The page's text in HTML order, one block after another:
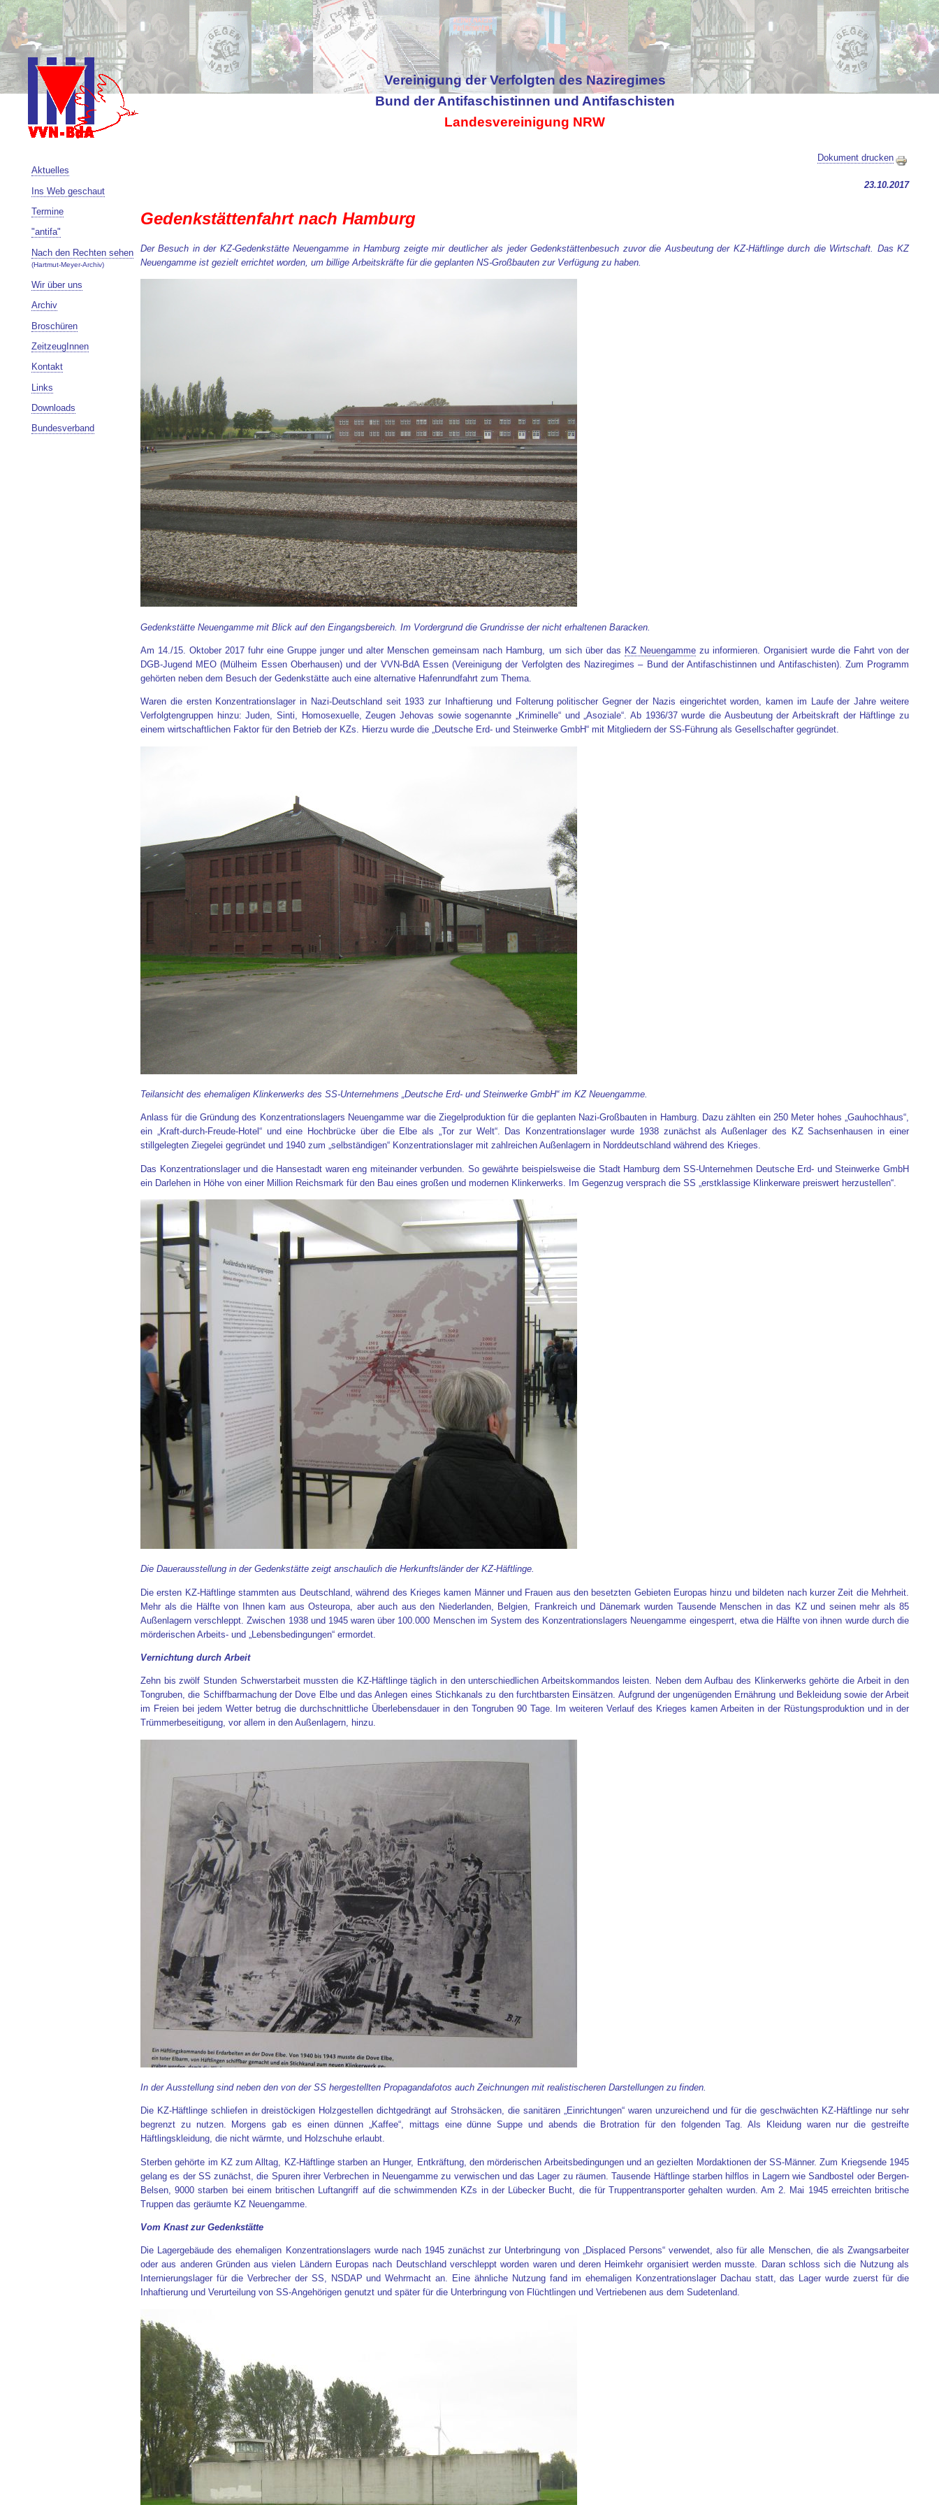
Vereinigung der Verfolgten des Naziregimes
Bund der Antifaschistinnen und Antifaschisten
Landesvereinigung NRW
Aktuelles
Ins Web geschaut
Termine
"antifa"
Nach den Rechten sehen
(Hartmut-Meyer-Archiv)
Wir über uns
Archiv
Broschüren
ZeitzeugInnen
Kontakt
Links
Downloads
Bundesverband
Dokument drucken
23.10.2017
Gedenkstättenfahrt nach Hamburg
Der Besuch in der KZ-Gedenkstätte Neuengamme in Hamburg zeigte mir deutlicher als jeder Gedenkstättenbesuch zuvor die Ausbeutung der KZ-Häftlinge durch die Wirtschaft. Das KZ
Neuengamme ist gezielt errichtet worden, um billige Arbeitskräfte für die geplanten NS-Großbauten zur Verfügung zu haben.
Gedenkstätte Neuengamme mit Blick auf den Eingangsbereich. Im Vordergrund die Grundrisse der nicht erhaltenen Baracken.
Am 14./15. Oktober 2017 fuhr eine Gruppe junger und alter Menschen gemeinsam nach Hamburg, um sich über das KZ Neuengammezu informieren. Organisiert wurde die Fahrt von der
DGB-Jugend MEO (Mülheim Essen Oberhausen) und der VVN-BdA Essen (Vereinigung der Verfolgten des Naziregimes – Bund der Antifaschistinnen und Antifaschisten). Zum Programm
gehörten neben dem Besuch der Gedenkstätte auch eine alternative Hafenrundfahrt zum Thema.
Waren die ersten Konzentrationslager in Nazi-Deutschland seit 1933 zur Inhaftierung und Folterung politischer Gegner der Nazis eingerichtet worden, kamen im Laufe der Jahre weitere
Verfolgtengruppen hinzu: Juden, Sinti, Homosexuelle, Zeugen Jehovas sowie sogenannte „Kriminelle“ und „Asoziale“. Ab 1936/37 wurde die Ausbeutung der Arbeitskraft der Häftlinge zu
einem wirtschaftlichen Faktor für den Betrieb der KZs. Hierzu wurde die „Deutsche Erd- und Steinwerke GmbH“ mit Mitgliedern der SS-Führung als Gesellschafter gegründet.
Teilansicht des ehemaligen Klinkerwerks des SS-Unternehmens „Deutsche Erd- und Steinwerke GmbH“ im KZ Neuengamme.
Anlass für die Gründung des Konzentrationslagers Neuengamme war die Ziegelproduktion für die geplanten Nazi-Großbauten in Hamburg. Dazu zählten ein 250 Meter hohes „Gauhochhaus“,
ein „Kraft-durch-Freude-Hotel“ und eine Hochbrücke über die Elbe als „Tor zur Welt“. Das Konzentrationslager wurde 1938 zunächst als Außenlager des KZ Sachsenhausen in einer
stillgelegten Ziegelei gegründet und 1940 zum „selbständigen“ Konzentrationslager mit zahlreichen Außenlagern in Norddeutschland während des Krieges.
Das Konzentrationslager und die Hansestadt waren eng miteinander verbunden. So gewährte beispielsweise die Stadt Hamburg dem SS-Unternehmen Deutsche Erd- und Steinwerke GmbH
ein Darlehen in Höhe von einer Million Reichsmark für den Bau eines großen und modernen Klinkerwerks. Im Gegenzug versprach die SS „erstklassige Klinkerware preiswert herzustellen“.
Die Dauerausstellung in der Gedenkstätte zeigt anschaulich die Herkunftsländer der KZ-Häftlinge.
Die ersten KZ-Häftlinge stammten aus Deutschland, während des Krieges kamen Männer und Frauen aus den besetzten Gebieten Europas hinzu und bildeten nach kurzer Zeit die Mehrheit.
Mehr als die Hälfte von Ihnen kam aus Osteuropa, aber auch aus den Niederlanden, Belgien, Frankreich und Dänemark wurden Tausende Menschen in das KZ und seinen mehr als 85
Außenlagern verschleppt. Zwischen 1938 und 1945 waren über 100.000 Menschen im System des Konzentrationslagers Neuengamme eingesperrt, etwa die Hälfte von ihnen wurde durch die
mörderischen Arbeits- und „Lebensbedingungen“ ermordet.
Vernichtung durch Arbeit
Zehn bis zwölf Stunden Schwerstarbeit mussten die KZ-Häftlinge täglich in den unterschiedlichen Arbeitskommandos leisten. Neben dem Aufbau des Klinkerwerks gehörte die Arbeit in den
Tongruben, die Schiffbarmachung der Dove Elbe und das Anlegen eines Stichkanals zu den furchtbarsten Einsätzen. Aufgrund der ungenügenden Ernährung und Bekleidung sowie der Arbeit
im Freien bei jedem Wetter betrug die durchschnittliche Überlebensdauer in den Tongruben 90 Tage. Im weiteren Verlauf des Krieges kamen Arbeiten in der Rüstungsproduktion und in der
Trümmerbeseitigung, vor allem in den Außenlagern, hinzu.
In der Ausstellung sind neben den von der SS hergestellten Propagandafotos auch Zeichnungen mit realistischeren Darstellungen zu finden.
Die KZ-Häftlinge schliefen in dreistöckigen Holzgestellen dichtgedrängt auf Strohsäcken, die sanitären „Einrichtungen“ waren unzureichend und für die geschwächten KZ-Häftlinge nur sehr
begrenzt zu nutzen. Morgens gab es einen dünnen „Kaffee“, mittags eine dünne Suppe und abends die Brotration für den folgenden Tag. Als Kleidung waren nur die gestreifte
Häftlingskleidung, die nicht wärmte, und Holzschuhe erlaubt.
Sterben gehörte im KZ zum Alltag, KZ-Häftlinge starben an Hunger, Entkräftung, den mörderischen Arbeitsbedingungen und an gezielten Mordaktionen der SS-Männer. Zum Kriegsende 1945
gelang es der SS zunächst, die Spuren ihrer Verbrechen in Neuengamme zu verwischen und das Lager zu räumen. Tausende Häftlinge starben hilflos in Lagern wie Sandbostel oder Bergen-
Belsen, 9000 starben bei einem britischen Luftangriff auf die schwimmenden KZs in der Lübecker Bucht, die für Truppentransporter gehalten wurden. Am 2. Mai 1945 erreichten britische
Truppen das geräumte KZ Neuengamme.
Vom Knast zur Gedenkstätte
Die Lagergebäude des ehemaligen Konzentrationslagers wurde nach 1945 zunächst zur Unterbringung von „Displaced Persons“ verwendet, also für alle Menschen, die als Zwangsarbeiter
oder aus anderen Gründen aus vielen Ländern Europas nach Deutschland verschleppt worden waren und deren Heimkehr organisiert werden musste. Daran schloss sich die Nutzung als
Internierungslager für die Verbrecher der SS, NSDAP und Wehrmacht an. Eine ähnliche Nutzung fand im ehemaligen Konzentrationslager Dachau statt, das Lager wurde zuerst für die
Inhaftierung und Verurteilung von SS-Angehörigen genutzt und später für die Unterbringung von Flüchtlingen und Vertriebenen aus dem Sudetenland.